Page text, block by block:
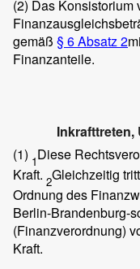
(2) Das Konsistorium
gemäß § 6 Absatz 2
Finanzanteile.
(1) 1Diese
Kraft. 2Gleichzeitig
Ordnung des
Berlin-Brandenburg-
(Finanzverordnung)
Kraft.